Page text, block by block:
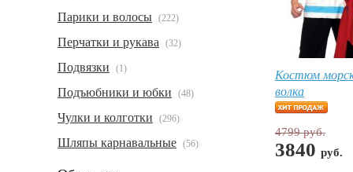
Парики и волосы (222)
Перчатки и рукава (32)
Подвязки (1)
Подъюбники и юбки (48)
Чулки и колготки (296)
Шляпы карнавальные (56)
Костюм
волка
4799 руб.
3840 руб.